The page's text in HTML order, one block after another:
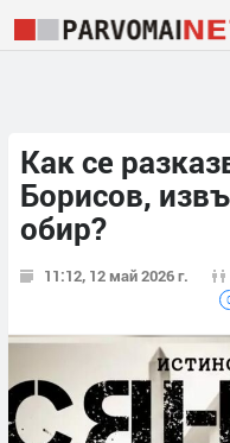
Как се
Борисов,
обир?
11:12, 12 май 2026 г.